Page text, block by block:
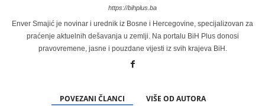
https://bihplus.ba
Enver Smajić je novinar i urednik iz Bosne i Hercegovine, specijalizovan za
praćenje aktuelnih dešavanja u zemlji. Na portalu BiH Plus donosi
pravovremene, jasne i pouzdane vijesti iz svih krajeva BiH.
POVEZANI ČLANCI VIŠE OD AUTORA